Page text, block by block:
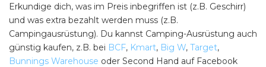
Erkundige dich, was im Preis inbegriffen ist (z.B. Geschirr)
und was extra bezahlt werden muss (z.B.
Campingausrüstung). Du kannst Camping-Ausrüstung auch
günstig kaufen, z.B. bei BCF, Kmart, Big W, Target,
Bunnings Warehouse oder Second Hand auf Facebook